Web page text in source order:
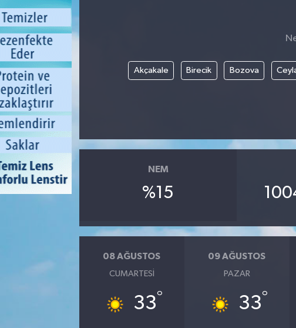
Akçakale Birecik Bozova
NEM
%15
08 AĞUSTOS
CUMARTESI
33°
09 AĞUSTOS
PAZAR
33°